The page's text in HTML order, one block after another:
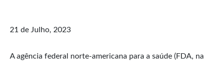
21 de Julho, 2023
A agência federal norte-americana para a saúde (FDA, na